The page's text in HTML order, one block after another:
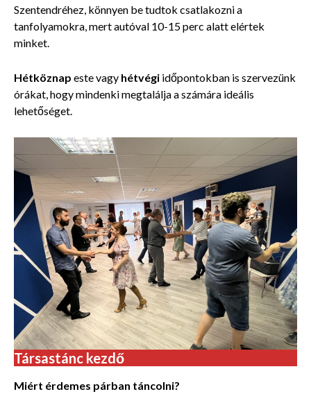
Szentendréhez, könnyen be tudtok csatlakozni a
tanfolyamokra, mert autóval 10-15 perc alatt elértek
minket.
Hétköznap este vagy hétvégi időpontokban is szervezünk
órákat, hogy mindenki megtalálja a számára ideális
lehetőséget.
Társastánc kezdő
Miért érdemes párban táncolni?